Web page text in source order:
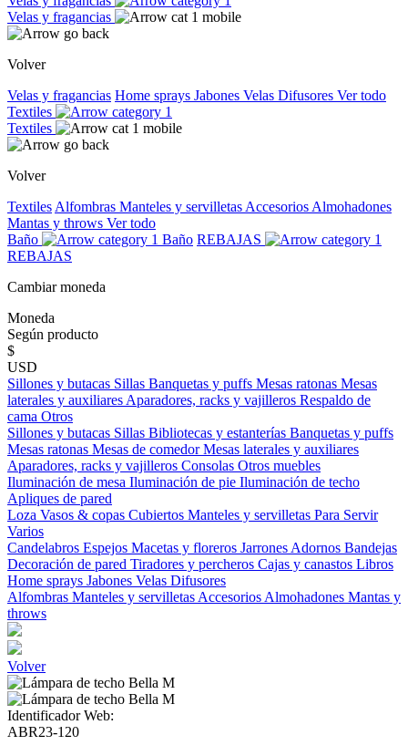
Velas y fragancias
Volver
Velas y fragancias Home sprays Jabones Velas Difusores Ver todo
Textiles
Textiles
Volver
Textiles Alfombras Manteles y servilletas Accesorios Almohadones
Mantas y throws Ver todo
Baño
Baño REBAJAS
REBAJAS
Cambiar moneda
Moneda
Según producto
$
USD
Sillones y butacas Sillas Banquetas y puffs Mesas ratonas Mesas
laterales y auxiliares Aparadores, racks y vajilleros Respaldo de
cama Otros
Sillones y butacas Sillas Bibliotecas y estanterías Banquetas y puffs
Mesas ratonas Mesas de comedorMesas laterales y auxiliares
Aparadores, racks y vajilleros Consolas Otros muebles
Iluminación de mesa Iluminación de pie Iluminación de techo
Apliques de pared
Loza Vasos & copas Cubiertos Manteles y servilletas Para Servir
Varios
Candelabros Espejos Macetas y floreros Jarrones Adornos Bandejas
Decoración de pared Tiradores y percheros Cajas y canastos Libros
Home sprays Jabones Velas Difusores
Alfombras Manteles y servilletas Accesorios Almohadones Mantas y
throws
Volver
Identificador Web:
ABR23-120